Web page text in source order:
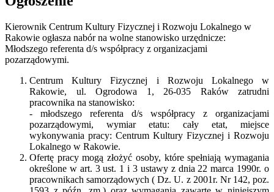
Kierownik Centrum Kultury Fizycznej i Rozwoju Lokalnego w
Rakowie ogłasza nabór na wolne stanowisko urzędnicze:
Młodszego referenta d/s współpracy z organizacjami
pozarządowymi.
Centrum Kultury Fizycznej i Rozwoju Lokalnego w
Rakowie, ul. Ogrodowa 1, 26-035 Raków zatrudni
pracownika na stanowisko:
- młodszego referenta d/s współpracy z organizacjami
pozarządowymi, wymiar etatu: cały etat, miejsce
wykonywania pracy: Centrum Kultury Fizycznej i Rozwoju
Lokalnego w Rakowie.
Ofertę pracy mogą złożyć osoby, które spełniają wymagania
określone w art. 3 ust. 1 i 3 ustawy z dnia 22 marca 1990r. o
pracownikach samorządowych ( Dz. U. z 2001r. Nr 142, poz.